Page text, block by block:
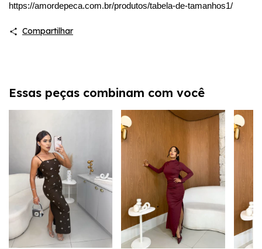
https://amordepeca.com.br/produtos/tabela-de-tamanhos1/
Compartilhar
Essas peças combinam com você